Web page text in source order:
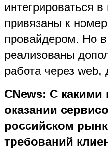
интегрироваться
привязаны к
провайдером. Но
реализованы
работа через
CNews: С
оказании
российском
требований